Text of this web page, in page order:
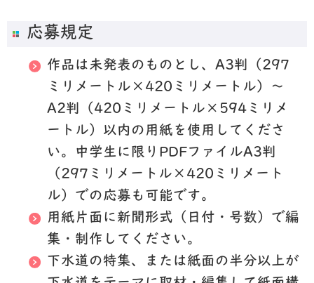
応募規定
作品は未発表のものとし、A3判（297
ミリメートル×420ミリメートル）～
A2判（420ミリメートル×594ミリメ
ートル）以内の用紙を使用してくださ
い。中学生に限りPDFファイルA3判
（297ミリメートル×420ミリメート
ル）での応募も可能です。
用紙片面に新聞形式（日付・号数）で編
集・制作してください。
下水道の特集、または紙面の半分以上が